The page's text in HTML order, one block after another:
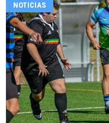
NOTICIAS